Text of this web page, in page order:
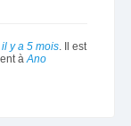
il y a 5 mois. Il est
àAno